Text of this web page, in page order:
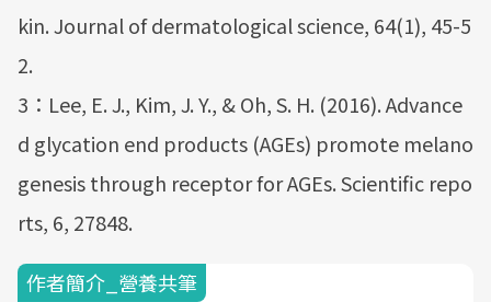
kin. Journal of dermatological science, 64(1), 45-5
2.
3：Lee, E. J., Kim, J. Y., & Oh, S. H. (2016). Advance
d glycation end products (AGEs) promote melano
genesis through receptor for AGEs. Scientific repo
rts, 6, 27848.
作者簡介_營養共筆